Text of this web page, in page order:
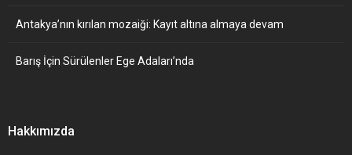
Antakya’nın kırılan mozaiği: Kayıt altına almaya devam
Barış İçin Sürülenler Ege Adaları’nda
Hakkımızda